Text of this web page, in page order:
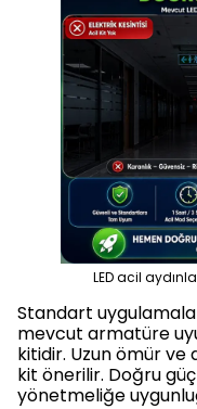
LED acil
Standart
mevcut armatüre
kitidir. Uzun ömür ve
kit önerilir. Doğru
yönetmeliğe